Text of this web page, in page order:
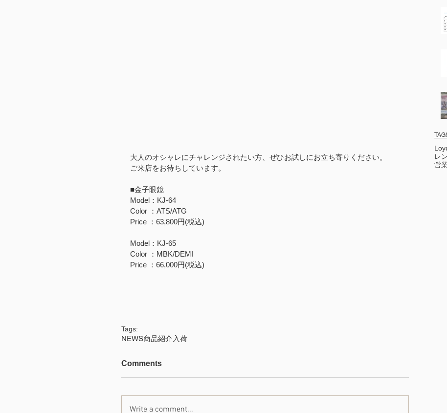
大人のオシャレにチャレンジされたい方、ぜひお試しにお立ち寄りください。
ご来店をお待ちしています。
■金子眼鏡
Model：KJ-64
Color ：ATS/ATG
Price ：63,800円(税込)
Model：KJ-65
Color ：MBK/DEMI
Price ：66,000円(税込)
Tags:
NEWS商品紹介 入荷
Comments
Write a comment...
レ
営